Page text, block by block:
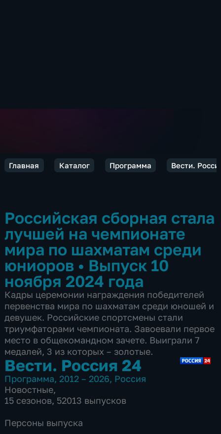
Главная Каталог Программа Вести.
Российская сборная стала
лучшей на чемпионате
мира по шахматам среди
юниоров • Выпуск 10
ноября 2024 года
Кадры церемонии награждения победителей
первенства мира по шахматам среди юношей и
девушек. Российские спортсмены стали
триумфаторами чемпионата. Завоевали первое
место в общекомандном зачете. Выиграли 7
медалей, 3 из которых – золотые.
Вести. Россия 24
Программа, 2012 – 2026, Россия
Новостные,
15 сезонов, 52013 выпусков
Персоны выпуска